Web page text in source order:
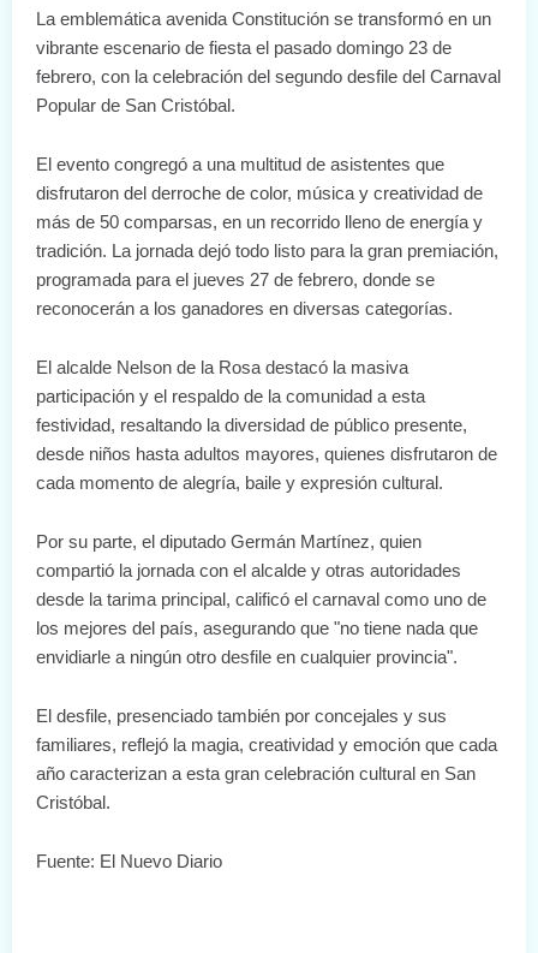
La emblemática avenida Constitución se transformó en un
vibrante escenario de fiesta el pasado domingo 23 de
febrero, con la celebración del segundo desfile del Carnaval
Popular de San Cristóbal.
El evento congregó a una multitud de asistentes que
disfrutaron del derroche de color, música y creatividad de
más de 50 comparsas, en un recorrido lleno de energía y
tradición. La jornada dejó todo listo para la gran premiación,
programada para el jueves 27 de febrero, donde se
reconocerán a los ganadores en diversas categorías.
El alcalde Nelson de la Rosa destacó la masiva
participación y el respaldo de la comunidad a esta
festividad, resaltando la diversidad de público presente,
desde niños hasta adultos mayores, quienes disfrutaron de
cada momento de alegría, baile y expresión cultural.
Por su parte, el diputado Germán Martínez, quien
compartió la jornada con el alcalde y otras autoridades
desde la tarima principal, calificó el carnaval como uno de
los mejores del país, asegurando que "no tiene nada que
envidiarle a ningún otro desfile en cualquier provincia".
El desfile, presenciado también por concejales y sus
familiares, reflejó la magia, creatividad y emoción que cada
año caracterizan a esta gran celebración cultural en San
Cristóbal.
Fuente: El Nuevo Diario